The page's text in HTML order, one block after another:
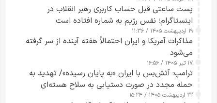
پست ساعتی قبل حساب کاربری رهبر انقلاب در
اینستاگرام؛ نفس رژیم به شماره افتاده است​
۱۹ اردیبهشت ۱۴۰۵ / ۱۱:۳۶
مذاکرات آمریکا و ایران احتمالاً هفته آینده از سر گرفته
می‌شود
۱۷ تیر ۱۴۰۵ / ۱۶:۵۶
ترامپ: آتش‌بس با ایران «به پایان رسیده»/ تهدید به
حمله مجدد در صورت دستیابی به سلاح هسته‌ای
۲۲ اردیبهشت ۱۴۰۵ / ۱۵:۲۴